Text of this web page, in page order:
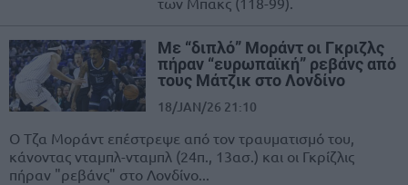
Με “διπλό” Μοράντ οι Γκριζλς
πήραν “ευρωπαϊκή” ρεβάνς από
τους Μάτζικ στο Λονδίνο
18/JAN/26 21:10
Ο Τζα Μοράντ επέστρεψε από τον τραυματισμό του,
κάνοντας νταμπλ-νταμπλ (24π., 13ασ.) και οι Γκρίζλις
πήραν "ρεβάνς" στο Λονδίνο...